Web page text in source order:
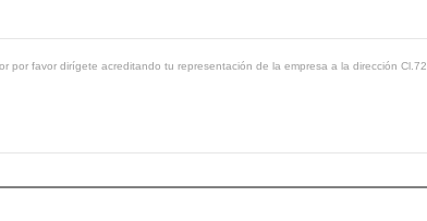
por favor dirígete acreditando tu representación de la empresa a la dirección Cl.72